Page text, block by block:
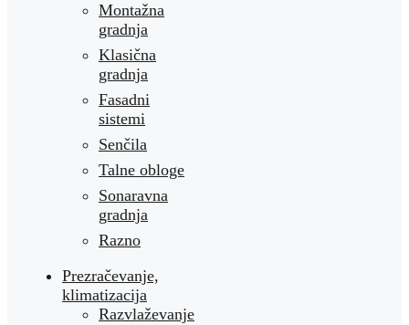
Montažna
gradnja
Klasična
gradnja
Fasadni
sistemi
Senčila
Talne obloge
Sonaravna
gradnja
Razno
Prezračevanje,
klimatizacija
Razvlaževanje